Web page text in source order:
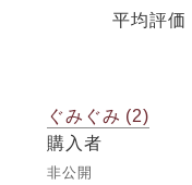
ぐみぐみ
2
購入者
非公開